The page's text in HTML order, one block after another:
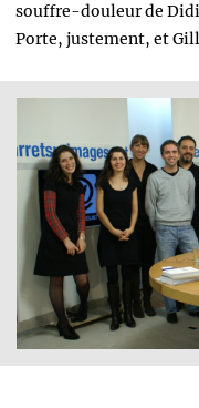
souffre-douleur de
Porte, justement, et